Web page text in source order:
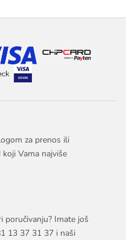
za prenos ili
Vama najviše
poručivanju? Imate još
13 37 31 37 i naši